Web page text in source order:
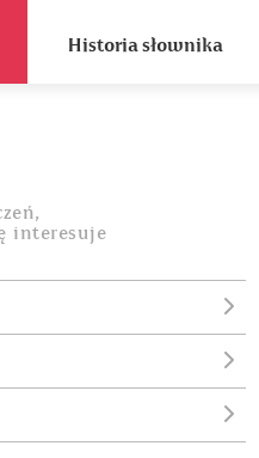
Historia słownika
interesuje